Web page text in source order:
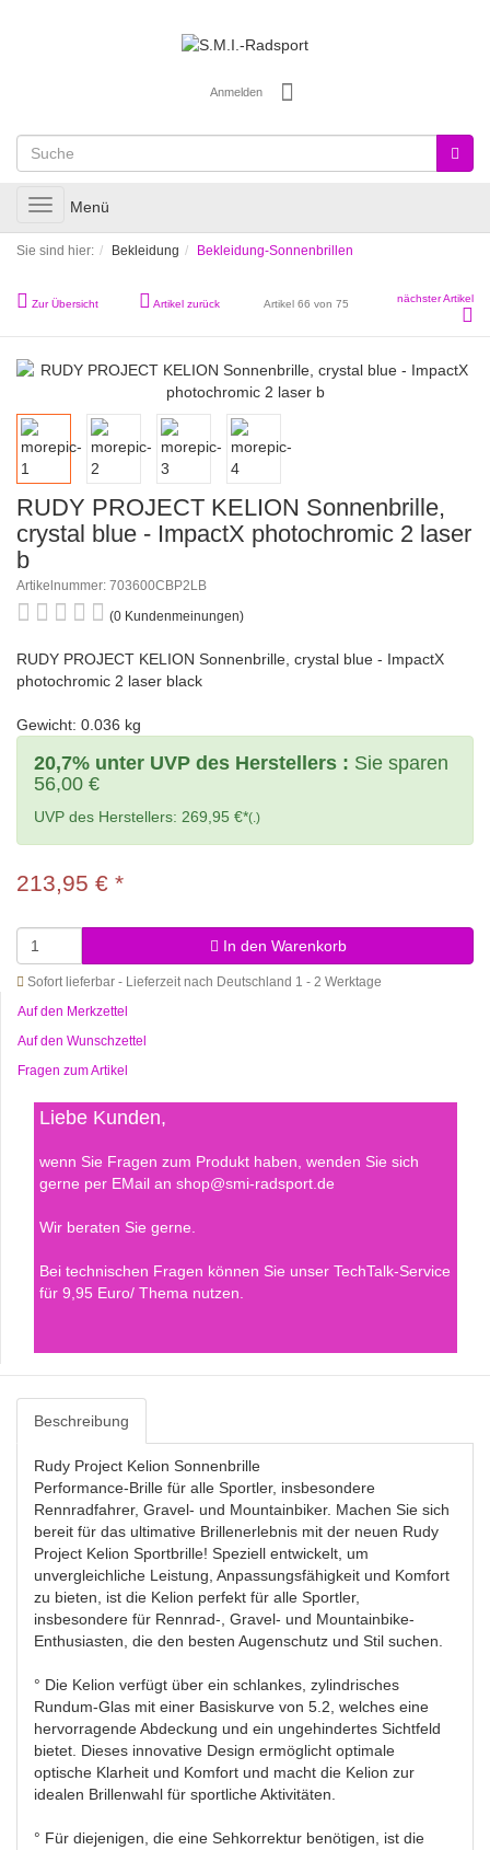
Anmelden
Toggle
navigation
Menü
Sie sind hier: Bekleidung Bekleidung-Sonnenbrillen
Zur Übersicht Artikel zurück Artikel 66 von 75 nächster Artikel
RUDY PROJECT KELION Sonnenbrille,
crystal blue - ImpactX photochromic 2 laser
b
Artikelnummer: 703600CBP2LB
(0 Kundenmeinungen)
RUDY PROJECT KELION Sonnenbrille, crystal blue - ImpactX
photochromic 2 laser black
Gewicht: 0.036 kg
20,7% unter UVP des Herstellers : Sie sparen
56,00 €
UVP des Herstellers: 269,95 €*(.)
213,95 € *
In den Warenkorb
Sofort lieferbar - Lieferzeit nach Deutschland 1 - 2 Werktage
Auf den Merkzettel
Auf den Wunschzettel
Fragen zum Artikel
Liebe Kunden,
wenn Sie Fragen zum Produkt haben, wenden Sie sich
gerne per EMail an shop@smi-radsport.de
Wir beraten Sie gerne.
Bei technischen Fragen können Sie unser TechTalk-Service
für 9,95 Euro/ Thema nutzen.
Beschreibung
Rudy Project Kelion Sonnenbrille
Performance-Brille für alle Sportler, insbesondere
Rennradfahrer, Gravel- und Mountainbiker. Machen Sie sich
bereit für das ultimative Brillenerlebnis mit der neuen Rudy
Project Kelion Sportbrille! Speziell entwickelt, um
unvergleichliche Leistung, Anpassungsfähigkeit und Komfort
zu bieten, ist die Kelion perfekt für alle Sportler,
insbesondere für Rennrad-, Gravel- und Mountainbike-
Enthusiasten, die den besten Augenschutz und Stil suchen.
° Die Kelion verfügt über ein schlankes, zylindrisches
Rundum-Glas mit einer Basiskurve von 5.2, welches eine
hervorragende Abdeckung und ein ungehindertes Sichtfeld
bietet. Dieses innovative Design ermöglicht optimale
optische Klarheit und Komfort und macht die Kelion zur
idealen Brillenwahl für sportliche Aktivitäten.
° Für diejenigen, die eine Sehkorrektur benötigen, ist die